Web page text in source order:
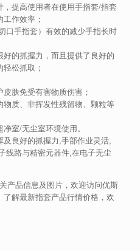
，提高使用者在使用手指套/指套
作效率；
口手指套）有效的减少手指长时
的抓握力，而且提供了良好的
松抓取；
肤免受有害物质伤害；
质、非挥发性残留物、颗粒等
室/无尘室环境使用。
良好的抓握力,手部作业灵活,
线路与精密元器件,在电子无尘
产品信息及图片，欢迎访问优斯
了解最新指套产品行情价格，欢